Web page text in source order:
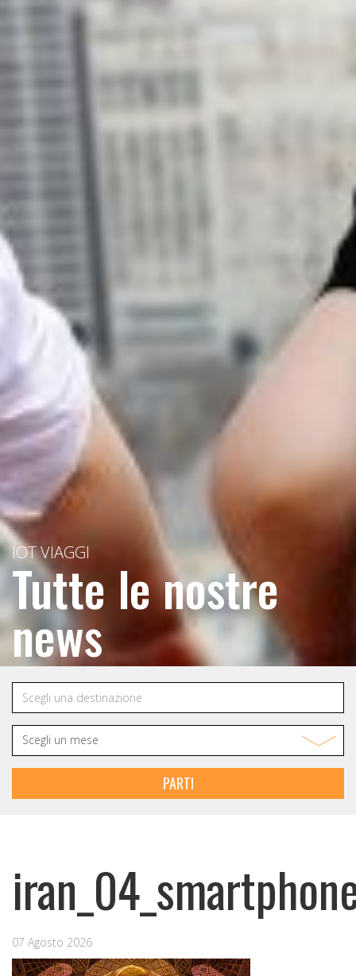
IOT VIAGGI
Tutte le nostre
news
PARTI
07 Agosto 2026